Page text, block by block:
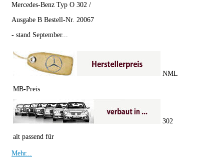
Mercedes-Benz Typ O 302 /
Ausgabe B Bestell-Nr. 20067
- stand September...
MB-Preis
NML
alt passend für
302
Mehr...